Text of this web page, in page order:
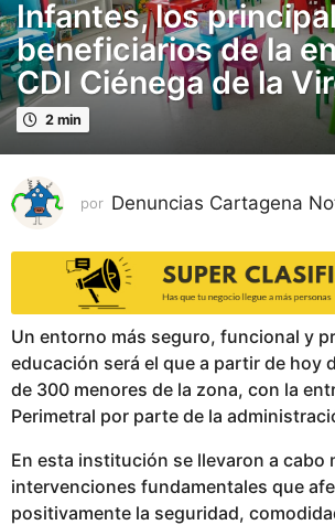
a
ñ
o
p
u
i
c
a
1
ñ
o
u
b
l
Infantes, los
beneficiarios de la
CDI Ciénega de la
2 min
por Denuncias Cartagena
Un entorno más seguro, funcional y
educación será el que a partir de hoy
de 300 menores de la zona, con la
Perimetral por parte de la
En esta institución se llevaron a cabo
intervenciones fundamentales que
positivamente la seguridad,